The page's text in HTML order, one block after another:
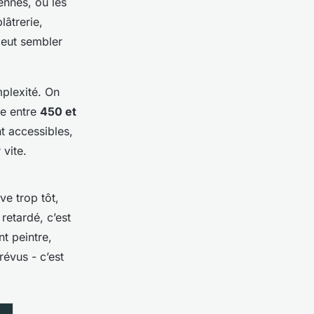
sembler
On
entre 450 et
accessibles,
vite.
trop tôt,
c’est
peintre,
- c’est